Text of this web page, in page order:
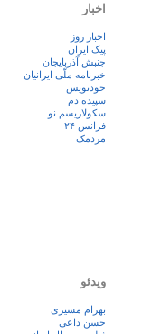
اخبار
اخبار روز
پيک ايران
جنبش آذربایجان
خبرنامه ملّی ایرانیان
خودنویس
سپیده دم
سکولاریسم نو
فرانس ۲۴
مردمک
ویدئو
بهرام مشیری
حسن داعی